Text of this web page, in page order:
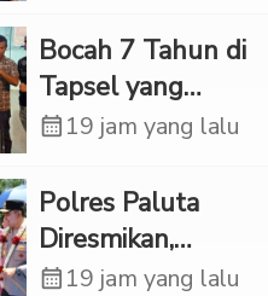
Korban Rugi
Rp6,7 Miliar
Bocah 7 Tahun di
Tapsel yang
Ditemukan
Ternyata Korban
Kekerasan
Seksual
calendar_month19 jam yang lalu
Polres Paluta
Diresmikan,
Begini
calendar_month19 jam yang lalu